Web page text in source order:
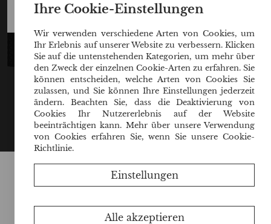
Ihre Cookie-Einstellungen
Wir verwenden verschiedene Arten von Cookies, um
Ihr Erlebnis auf unserer Website zu verbessern. Klicken
Sie auf die untenstehenden Kategorien, um mehr über
den Zweck der einzelnen Cookie-Arten zu erfahren. Sie
können entscheiden, welche Arten von Cookies Sie
zulassen, und Sie können Ihre Einstellungen jederzeit
ändern. Beachten Sie, dass die Deaktivierung von
Cookies Ihr Nutzererlebnis auf der Website
beeinträchtigen kann. Mehr über unsere Verwendung
von Cookies erfahren Sie, wenn Sie unsere Cookie-
Richtlinie.
Einstellungen
Alle akzeptieren